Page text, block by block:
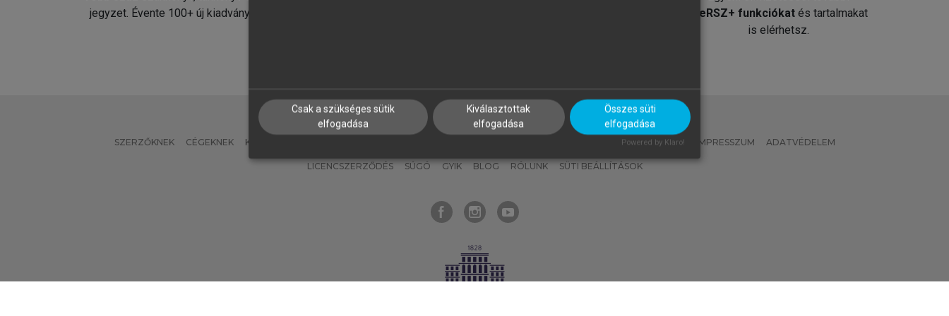
jegyzet. Évente 100+ új kiadvány.
MeRSZ+ funkciókat és tartalmakat
is elérhetsz.
SZERZŐKNEK CÉGEKNEK KÖNYVTÁROSOKNAK MI – ÁLTALÁNOS IRÁNYELVEK IMPRESSZUM ADATVÉDELEM
LICENCSZERZŐDÉS SÚGÓ GYIK BLOG RÓLUNK SÜTI BEÁLLÍTÁSOK
Csak a szükséges sütik
elfogadása
Kiválasztottak
elfogadása
Összes süti
elfogadása
Powered by Klaro!